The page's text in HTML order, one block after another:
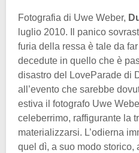
Fotografia di Uwe Weber,
luglio 2010. Il panico
furia della ressa è tale da
decedute in quello che è
disastro del LoveParade di
all’evento che sarebbe
estiva il fotografo Uwe
celeberrimo, raffigurante la
materializzarsi. L’odierna
quel dì, a suo modo storico,